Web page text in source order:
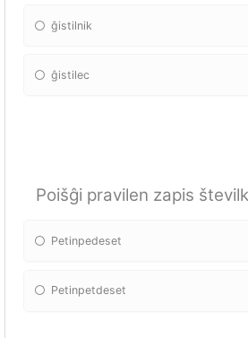
ĝistilnik
ĝistilec
Poišĝi pravilen zapis
Petinpedeset
Petinpetdeset